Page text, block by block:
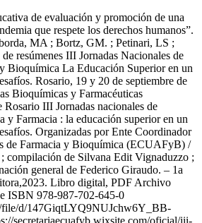
de evaluación y promoción de una
que respete los derechos humanos”.
MA ; Bortz, GM. ; Petinari, LS ;
resúmenes III Jornadas Nacionales de
Bioquímica La Educación Superior en un
Rosario, 19 y 20 de septiembre de
Bioquímicas y Farmacéuticas
III Jornadas nacionales de
y Farmacia : la educación superior en un
Organizadas por Ente Coordinador
de Farmacia y Bioquímica (ECUAFyB) /
compilación de Silvana Edit Vignaduzzo ;
general de Federico Giraudo. – 1a
Libro digital, PDF Archivo
ISBN 978-987-702-645-0
file/d/147GiqtLYQ9NUJchw6Y_BB-
secretariaecuafyb.wixsite.com/oficial/iii-